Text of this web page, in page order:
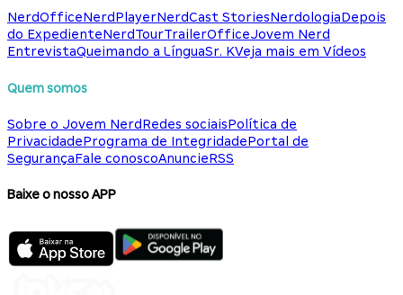
NerdOfficeNerdPlayerNerdCast StoriesNerdologiaDepois
do ExpedienteNerdTourTrailerOfficeJovem Nerd
EntrevistaQueimando a LínguaSr. KVeja mais em Vídeos
Quem somos
Sobre o Jovem NerdRedes sociaisPolítica de
PrivacidadePrograma de IntegridadePortal de
SegurançaFale conoscoAnuncieRSS
Baixe o nosso APP